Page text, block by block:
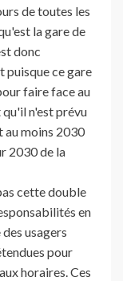
de toutes les
la gare de
donc
puisque ce gare
faire face au
n'est prévu
au moins 2030
2030 de la
cette double
en
usagers
pour
horaires. Ces